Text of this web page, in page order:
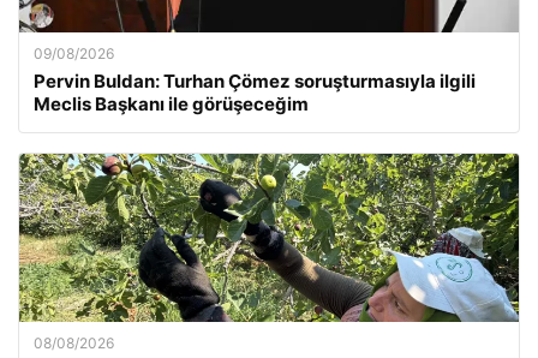
09/08/2026
Pervin Buldan: Turhan Çömez soruşturmasıyla ilgili
Meclis Başkanı ile görüşeceğim
08/08/2026